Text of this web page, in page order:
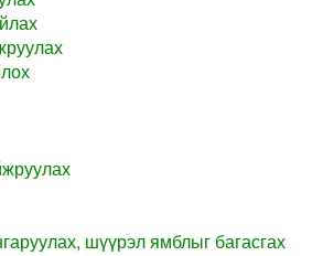
шүүрэл ямблыг багасгах